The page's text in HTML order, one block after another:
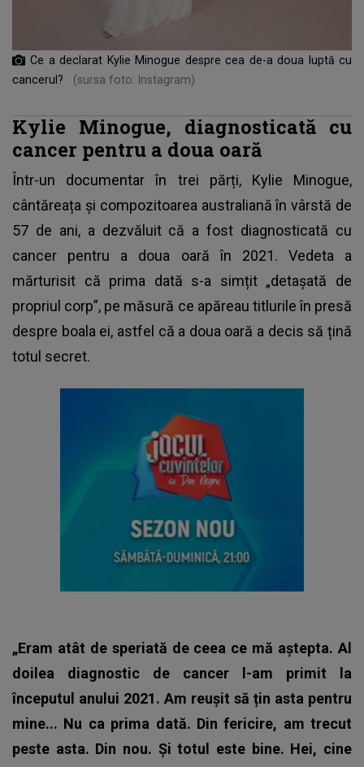
Ce a declarat Kylie Minogue despre cea de-a doua luptă cu
cancerul?
(sursa foto: Instagram)
Kylie Minogue, diagnosticată cu
cancer pentru a doua oară
Într-un documentar în trei părți, Kylie Minogue,
cântăreața și compozitoarea australiană în vârstă de
57 de ani, a dezvăluit că a fost diagnosticată cu
cancer pentru a doua oară în 2021. Vedeta a
mărturisit că prima dată s-a simțit „detașată de
propriul corp”, pe măsură ce apăreau titlurile în presă
despre boala ei, astfel că a doua oară a decis să țină
totul secret.
„Eram atât de speriată de ceea ce mă aștepta. Al
doilea diagnostic de cancer l-am primit la
începutul anului 2021. Am reușit să țin asta pentru
mine... Nu ca prima dată. Din fericire, am trecut
peste asta. Din nou. Și totul este bine. Hei, cine